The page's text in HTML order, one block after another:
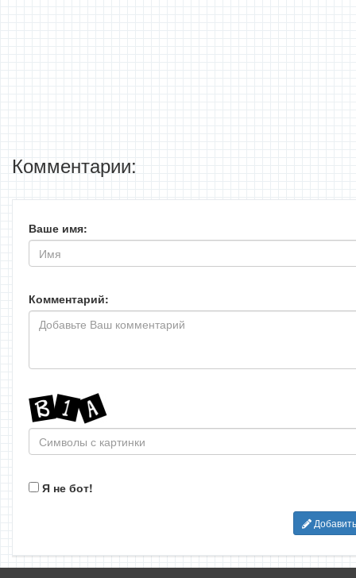
Комментарии:
Ваше имя:
Комментарий:
Я не бот!
Добавить